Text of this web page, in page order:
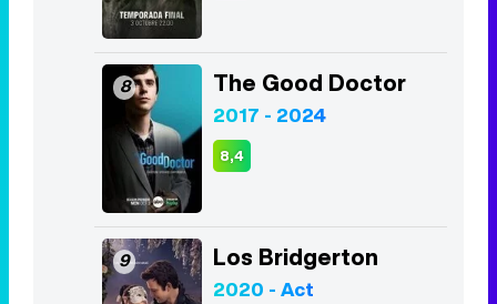
8 The Good Doctor
2017 - 2024
8,4
9 Los Bridgerton
2020 - Act